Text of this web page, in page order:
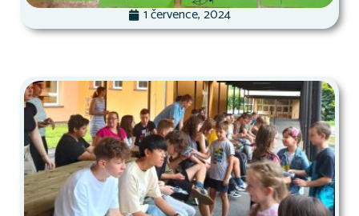
1 července, 2024